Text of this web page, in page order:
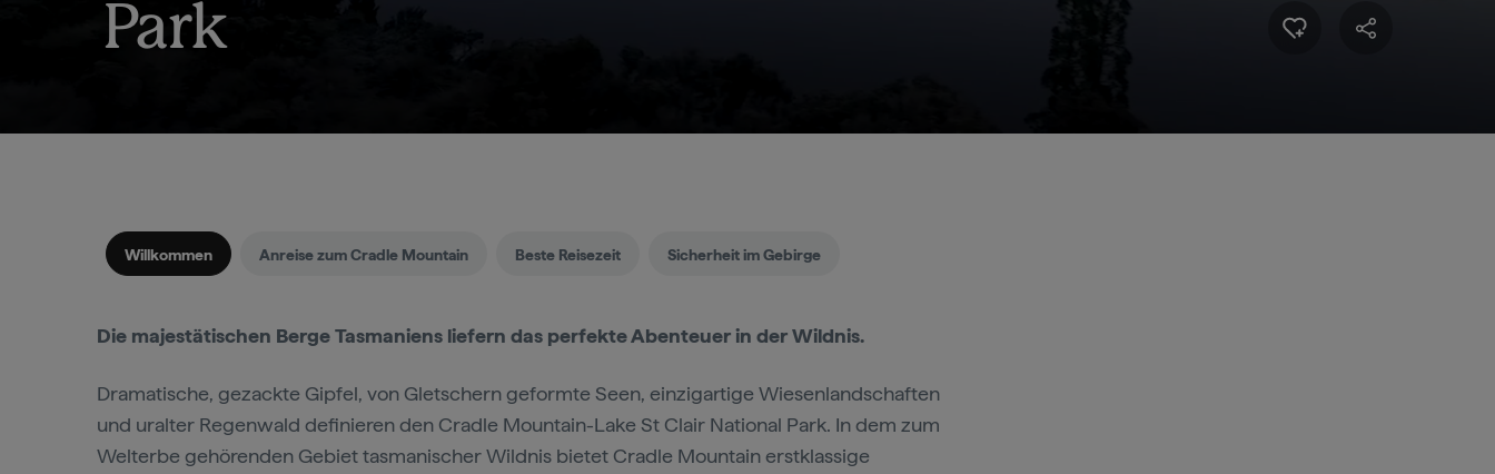
Park
Willkommen Anreise zum Cradle Mountain Beste Reisezeit Sicherheit im Gebirge
Die majestätischen Berge Tasmaniens liefern das perfekte Abenteuer in der Wildnis.
Dramatische, gezackte Gipfel, von Gletschern geformte Seen, einzigartige Wiesenlandschaften
und uralter Regenwald definieren den Cradle Mountain-Lake St Clair National Park. In dem zum
Welterbe gehörenden Gebiet tasmanischer Wildnis bietet Cradle Mountain erstklassige